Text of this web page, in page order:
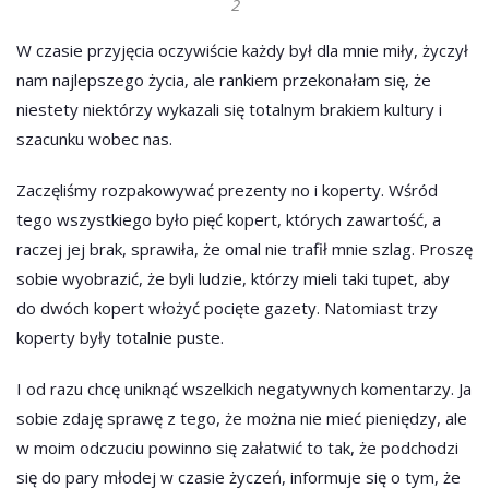
W czasie przyjęcia oczywiście każdy był dla mnie miły, życzył
nam najlepszego życia, ale rankiem przekonałam się, że
niestety niektórzy wykazali się totalnym brakiem kultury i
szacunku wobec nas.
Zaczęliśmy rozpakowywać prezenty no i koperty. Wśród
tego wszystkiego było pięć kopert, których zawartość, a
raczej jej brak, sprawiła, że omal nie trafił mnie szlag. Proszę
sobie wyobrazić, że byli ludzie, którzy mieli taki tupet, aby
do dwóch kopert włożyć pocięte gazety. Natomiast trzy
koperty były totalnie puste.
I od razu chcę uniknąć wszelkich negatywnych komentarzy. Ja
sobie zdaję sprawę z tego, że można nie mieć pieniędzy, ale
w moim odczuciu powinno się załatwić to tak, że podchodzi
się do pary młodej w czasie życzeń, informuje się o tym, że